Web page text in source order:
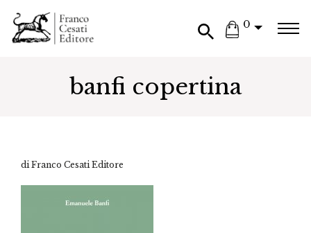
0
banfi copertina
di Franco Cesati Editore